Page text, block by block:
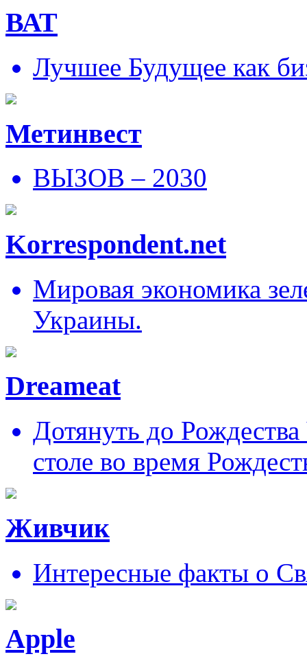
ВАТ
Лучшее Будущее как
Метинвест
ВЫЗОВ – 2030
Korrespondent.net
Мировая экономика
Украины.
Dreameat
Дотянуть до
столе во время
Живчик
Интересные факты о
Apple